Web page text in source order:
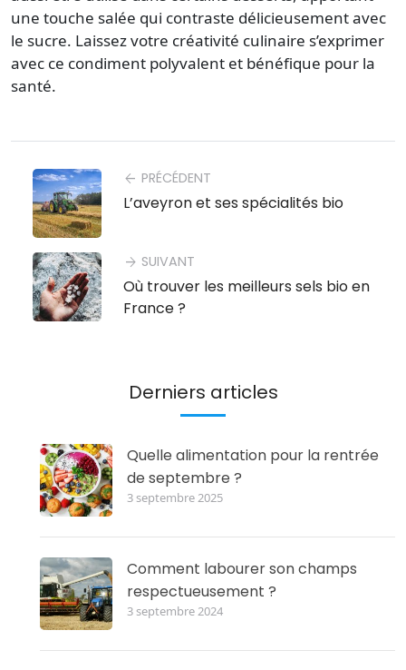
une touche salée qui contraste délicieusement avec
le sucre. Laissez votre créativité culinaire s’exprimer
avec ce condiment polyvalent et bénéfique pour la
santé.
arrow_back PRÉCÉDENT
L’aveyron et ses spécialités bio
arrow_forward SUIVANT
Où trouver les meilleurs sels bio en
France ?
Derniers articles
Quelle alimentation pour la rentrée
de septembre ?
3 septembre 2025
Comment labourer son champs
respectueusement ?
3 septembre 2024